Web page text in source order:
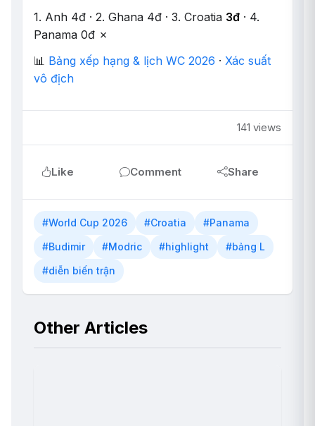
1. Anh 4đ · 2. Ghana 4đ · 3. Croatia 3đ · 4.
Panama 0đ ✗
📊 Bảng xếp hạng & lịch WC 2026 · Xác suất
vô địch
141 views
Like Comment Share
#World Cup 2026 #Croatia
#Panama
#Budimir
#Modric #highlight
#bảng L
#diễn biến trận
Other Articles